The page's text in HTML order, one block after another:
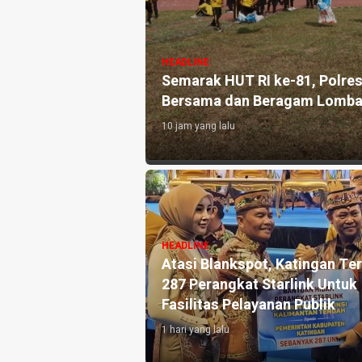
HEADLINE
Semarak HUT RI ke-81, Polres
Bersama dan Beragam Lomba
10 jam yang lalu
HEADLINE
Atasi Blankspot, Katingan Terima
287 Perangkat Starlink Untuk
Fasilitas Pelayanan Publik
1 hari yang lalu